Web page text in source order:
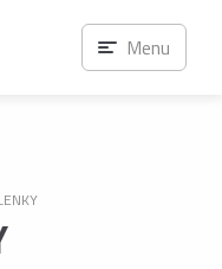
Menu